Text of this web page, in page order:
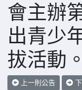
會主辦
出青少
拔活動。
上一則公告